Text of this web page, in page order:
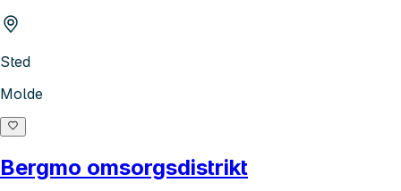
Sted
Molde
Bergmo omsorgsdistrikt